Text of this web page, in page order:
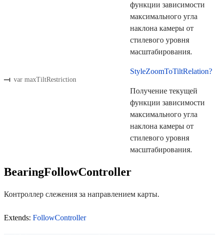
функции зависимости
максимального угла
наклона камеры от
стилевого уровня
масштабирования.
var maxTiltRestriction
StyleZoomToTiltRelation?
Получение текущей
функции зависимости
максимального угла
наклона камеры от
стилевого уровня
масштабирования.
BearingFollowController
Контроллер слежения за направлением карты.
Extends: FollowController